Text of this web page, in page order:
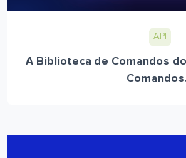
API
A Biblioteca de Comandos